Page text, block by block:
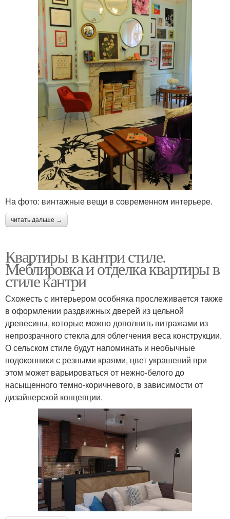
На фото: винтажные вещи в современном интерьере.
читать дальше →
Квартиры в кантри стиле.
Меблировка и отделка квартиры в
стиле кантри
Схожесть с интерьером особняка прослеживается также
в оформлении раздвижных дверей из цельной
древесины, которые можно дополнить витражами из
непрозрачного стекла для облегчения веса конструкции.
О сельском стиле будут напоминать и необычные
подоконники с резными краями, цвет украшений при
этом может варьироваться от нежно-белого до
насыщенного темно-коричневого, в зависимости от
дизайнерской концепции.